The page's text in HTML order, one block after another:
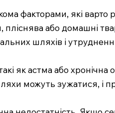
факторами, які
пліснява або домашні
шляхів і
як астма або
можуть зужатися, і